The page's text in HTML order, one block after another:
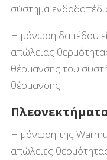
σύστημα
Η μόνωση δαπέδου
απώλειας
θέρμανσης του
θέρμανσης.
Η μόνωση της
απώλειες